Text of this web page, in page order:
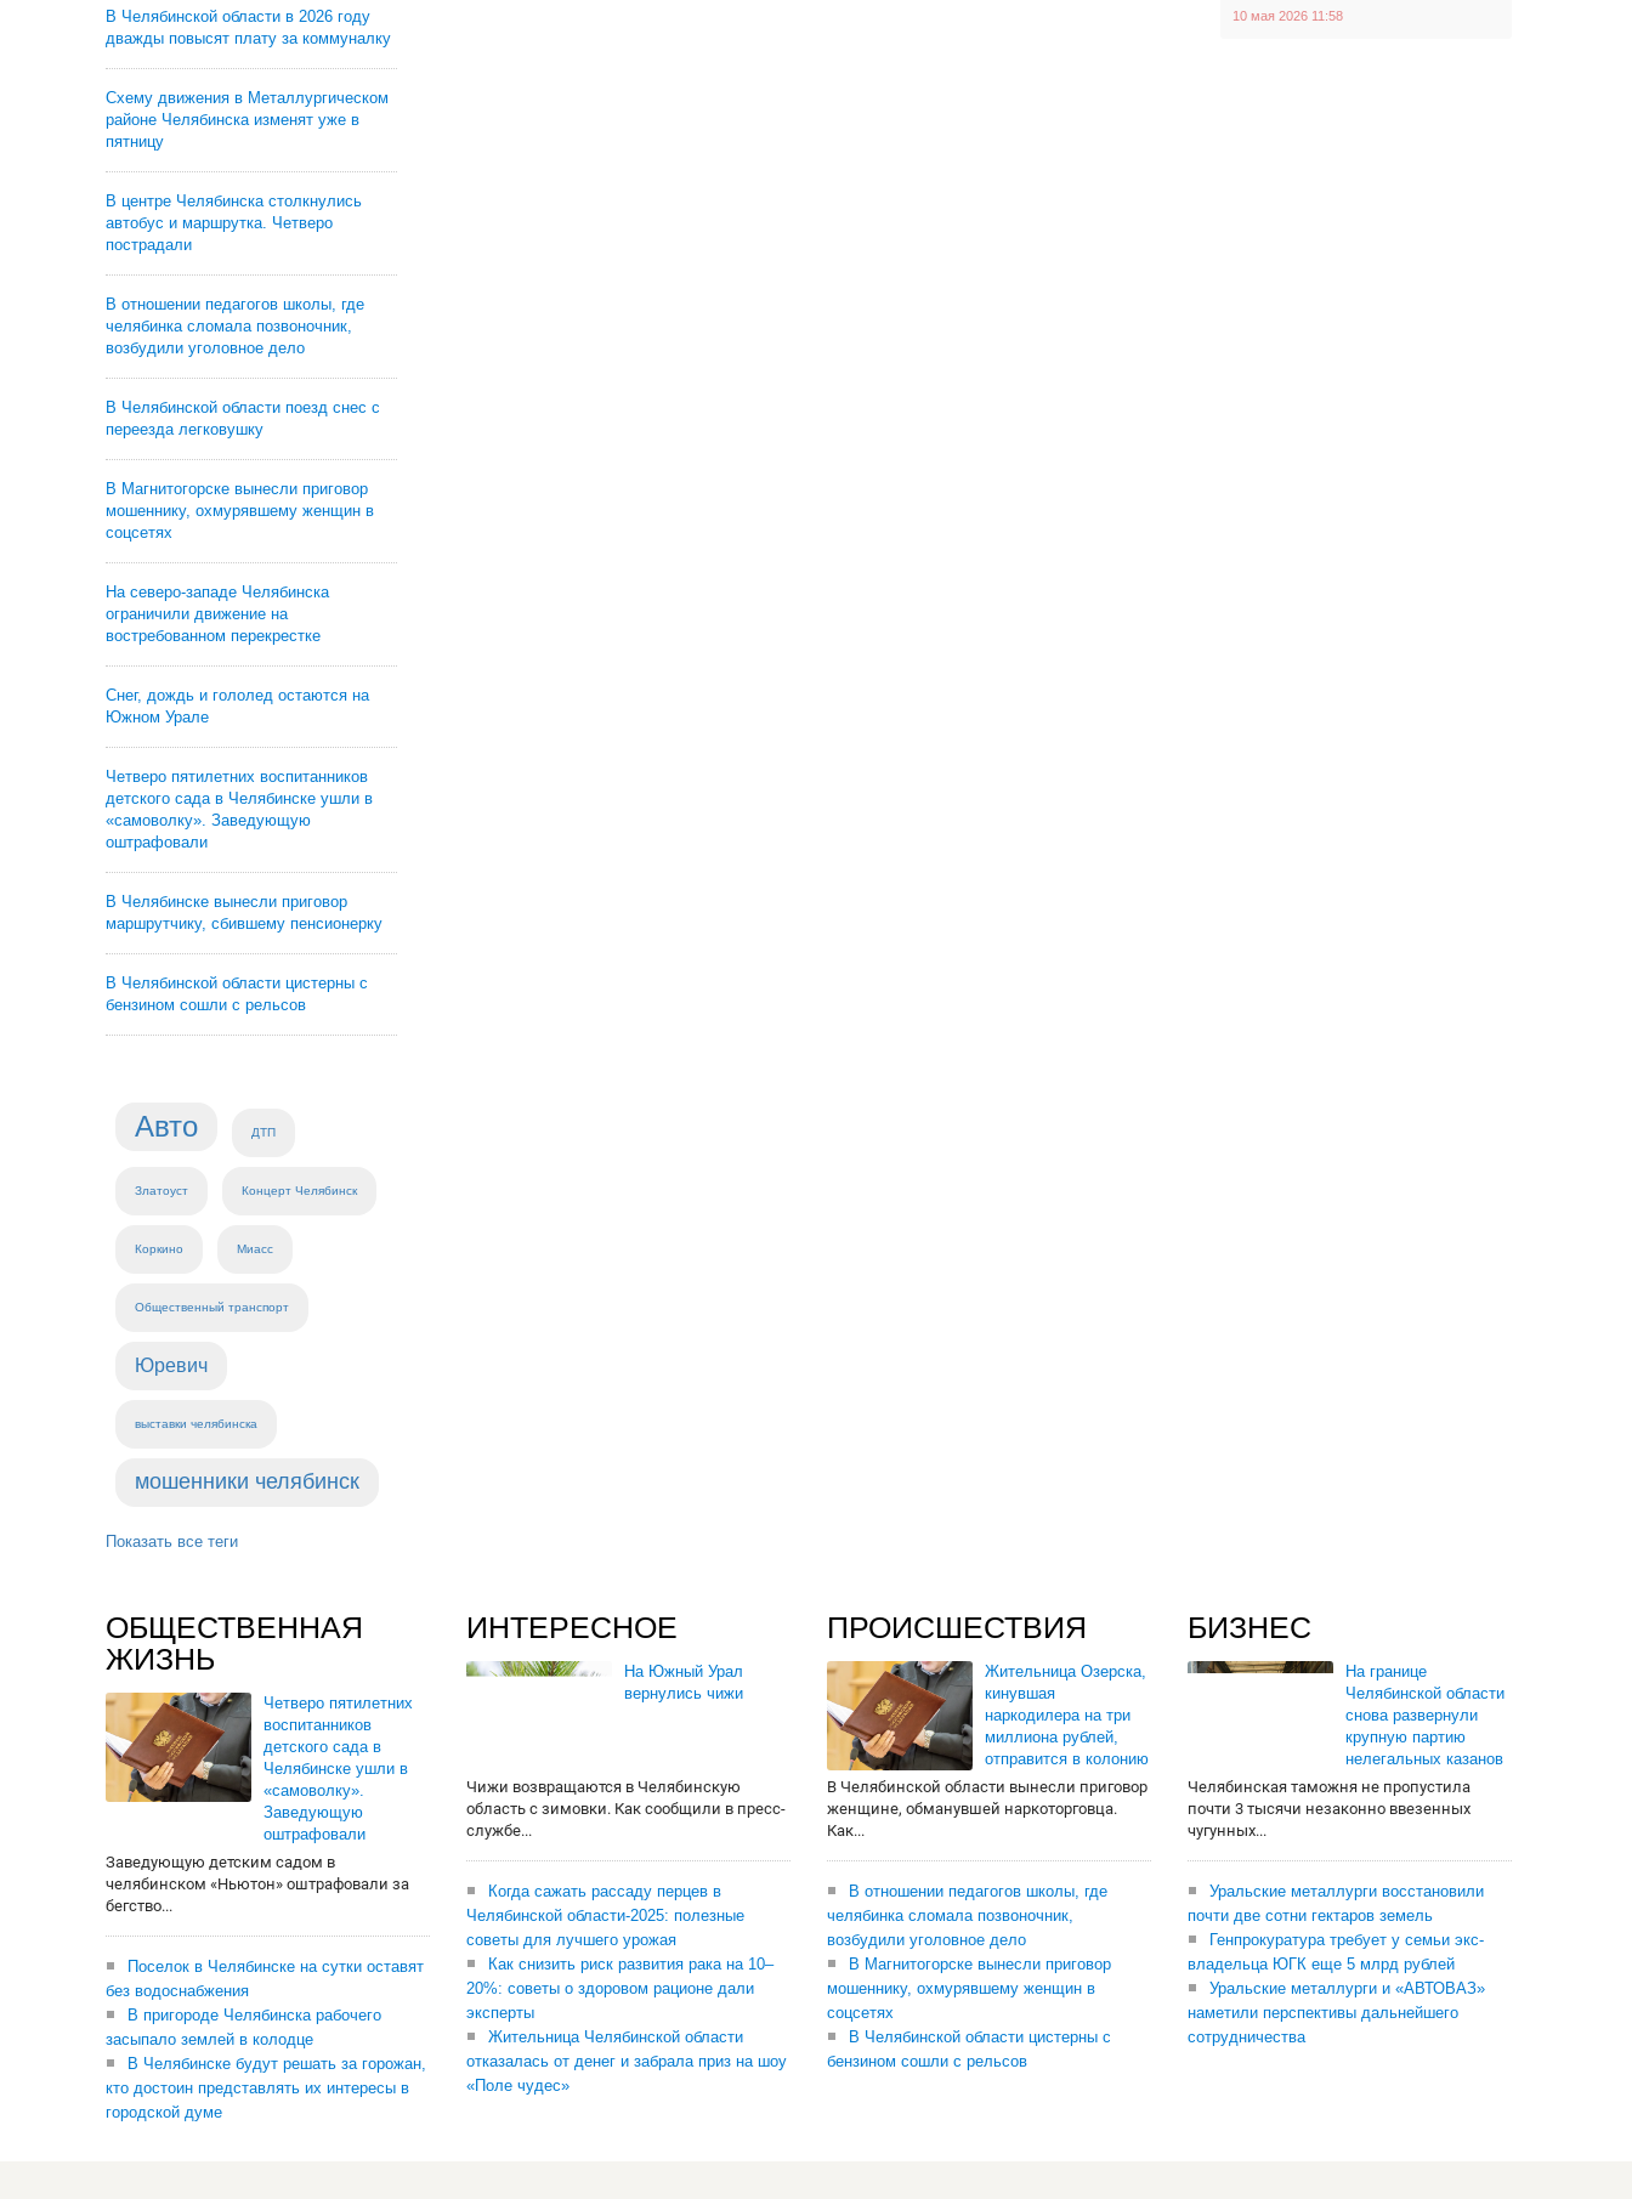
В Челябинской области в 2026 году
дважды повысят плату за коммуналку
Схему движения в Металлургическом
районе Челябинска изменят уже в
пятницу
В центре Челябинска столкнулись
автобус и маршрутка. Четверо
пострадали
В отношении педагогов школы, где
челябинка сломала позвоночник,
возбудили уголовное дело
В Челябинской области поезд снес с
переезда легковушку
В Магнитогорске вынесли приговор
мошеннику, охмурявшему женщин в
соцсетях
На северо-западе Челябинска
ограничили движение на
востребованном перекрестке
Снег, дождь и гололед остаются на
Южном Урале
Четверо пятилетних воспитанников
детского сада в Челябинске ушли в
«самоволку». Заведующую
оштрафовали
В Челябинске вынесли приговор
маршрутчику, сбившему пенсионерку
В Челябинской области цистерны с
бензином сошли с рельсов
Авто ДТП
Златоуст Концерт Челябинск
Коркино Миасс
Общественный транспорт
Юревич
выставки челябинска
мошенники челябинск
Показать все теги
10 мая 2026 11:58
ОБЩЕСТВЕННАЯ
ЖИЗНЬ
Четверо пятилетних
воспитанников
детского сада в
Челябинске ушли в
«самоволку».
Заведующую
оштрафовали
Заведующую детским садом в
челябинском «Ньютон» оштрафовали за
бегство...
Поселок в Челябинске на сутки оставят
без водоснабжения
В пригороде Челябинска рабочего
засыпало землей в колодце
В Челябинске будут решать за горожан,
кто достоин представлять их интересы в
городской думе
ИНТЕРЕСНОЕ
На Южный Урал
вернулись чижи
Чижи возвращаются в Челябинскую
область с зимовки. Как сообщили в пресс-
службе...
Когда сажать рассаду перцев в
Челябинской области-2025: полезные
советы для лучшего урожая
Как снизить риск развития рака на 10–
20%: советы о здоровом рационе дали
эксперты
Жительница Челябинской области
отказалась от денег и забрала приз на шоу
«Поле чудес»
ПРОИСШЕСТВИЯ
Жительница Озерска,
кинувшая
наркодилера на три
миллиона рублей,
отправится в колонию
В Челябинской области вынесли приговор
женщине, обманувшей наркоторговца.
Как...
В отношении педагогов школы, где
челябинка сломала позвоночник,
возбудили уголовное дело
В Магнитогорске вынесли приговор
мошеннику, охмурявшему женщин в
соцсетях
В Челябинской области цистерны с
бензином сошли с рельсов
БИЗНЕС
На границе
Челябинской области
снова развернули
крупную партию
нелегальных казанов
Челябинская таможня не пропустила
почти 3 тысячи незаконно ввезенных
чугунных...
Уральские металлурги восстановили
почти две сотни гектаров земель
Генпрокуратура требует у семьи экс-
владельца ЮГК еще 5 млрд рублей
Уральские металлурги и «АВТОВАЗ»
наметили перспективы дальнейшего
сотрудничества